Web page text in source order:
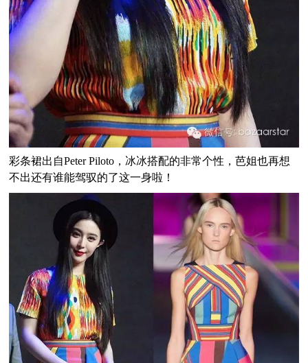
彩条裙出自Peter Piloto，冰冰搭配的非常个性，芭姐也再想
不出还有谁能驾驭的了这一身啦！